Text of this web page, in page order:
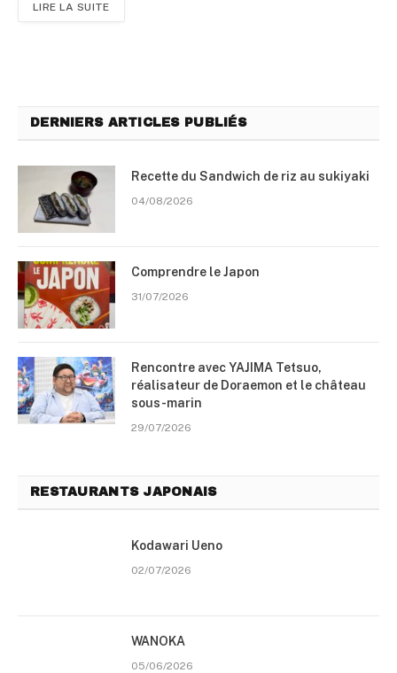
LIRE LA SUITE
DERNIERS ARTICLES PUBLIÉS
Recette du Sandwich de riz au sukiyaki
04/08/2026
Comprendre le Japon
31/07/2026
Rencontre avec YAJIMA Tetsuo,
réalisateur de Doraemon et le château
sous-marin
29/07/2026
RESTAURANTS JAPONAIS
Kodawari Ueno
02/07/2026
WANOKA
05/06/2026